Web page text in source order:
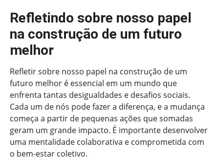
Refletindo sobre nosso papel
na construção de um futuro
melhor
Refletir sobre nosso papel na construção de um
futuro melhor é essencial em um mundo que
enfrenta tantas desigualdades e desafios sociais.
Cada um de nós pode fazer a diferença, e a mudança
começa a partir de pequenas ações que somadas
geram um grande impacto. É importante desenvolver
uma mentalidade colaborativa e comprometida com
o bem-estar coletivo.